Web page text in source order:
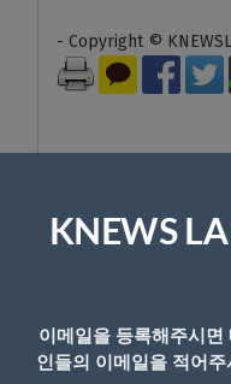
- Copyright ©
답글 남기기
이메일 주소는 공개되지
댓글*
KNEWS
이메일을 등록해주시
인들의 이메일을 적어